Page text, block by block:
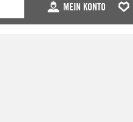
MEIN KONTO